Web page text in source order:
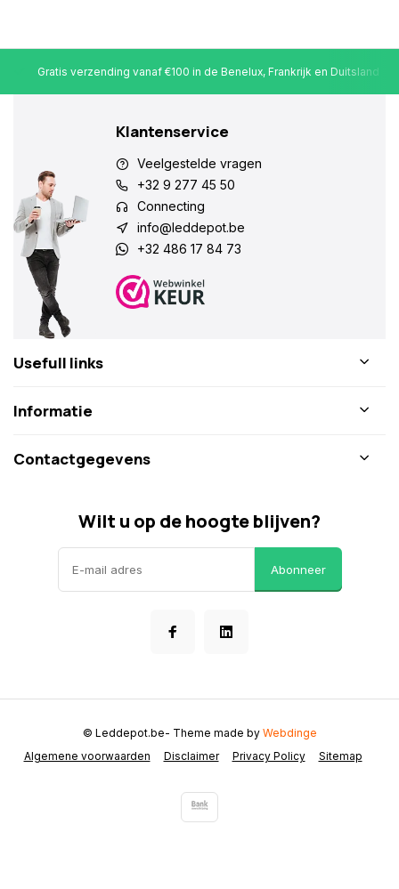
Gratis verzending vanaf €100 in de Benelux, Frankrijk en Duitsland
Klantenservice
Veelgestelde vragen
+32 9 277 45 50
Connecting
info@leddepot.be
+32 486 17 84 73
Usefull links
Informatie
Contactgegevens
Wilt u op de hoogte blijven?
Abonneer
Algemene voorwaarden Disclaimer Privacy Policy Sitemap
© Leddepot.be- Theme made by Webdinge